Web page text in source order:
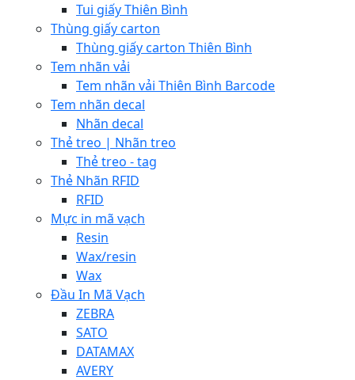
Tui giấy Thiên Bình
Thùng giấy carton
Thùng giấy carton Thiên Bình
Tem nhãn vải
Tem nhãn vải Thiên Bình Barcode
Tem nhãn decal
Nhãn decal
Thẻ treo | Nhãn treo
Thẻ treo - tag
Thẻ Nhãn RFID
RFID
Mực in mã vạch
Resin
Wax/resin
Wax
Đầu In Mã Vạch
ZEBRA
SATO
DATAMAX
AVERY